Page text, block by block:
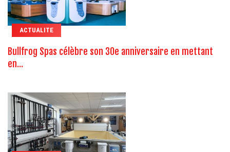
ACTUALITE
Bullfrog Spas célèbre son 30e anniversaire en mettant
en...